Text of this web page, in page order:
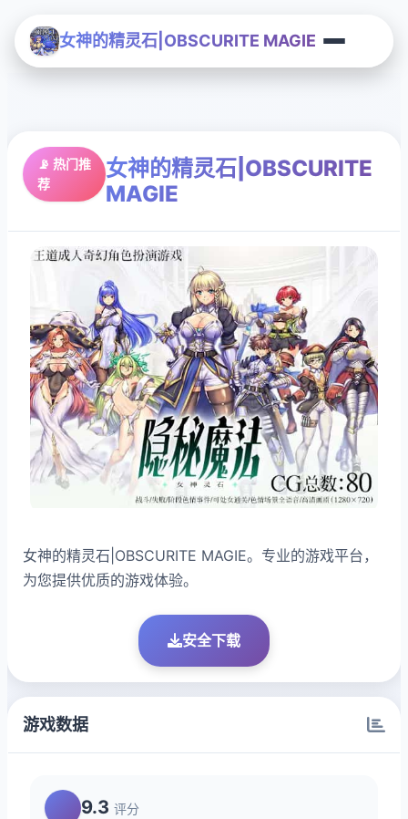
女神的精灵石|OBSCURITE MAGIE
📡 热门推
荐
女神的精灵石|OBSCURITE
MAGIE
女神的精灵石|OBSCURITE MAGIE。专业的游戏平台，
为您提供优质的游戏体验。
安全下载
游戏数据
9.3 评分